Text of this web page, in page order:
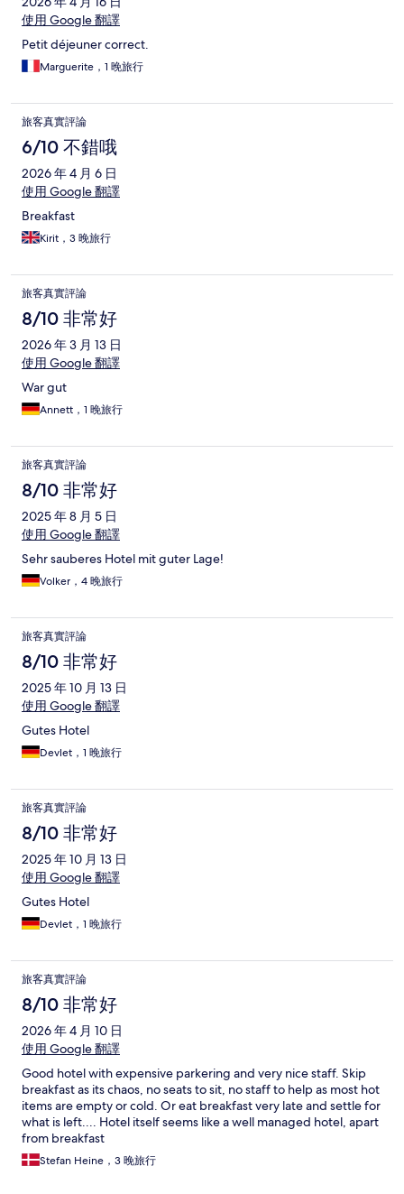
使用 Google 翻譯
Petit déjeuner correct.
Marguerite，1 晚旅行
旅客真實評論
6/10 不錯哦
2026 年 4 月 6 日
使用 Google 翻譯
Breakfast
Kirit，3 晚旅行
旅客真實評論
8/10 非常好
2026 年 3 月 13 日
使用 Google 翻譯
War gut
Annett，1 晚旅行
旅客真實評論
8/10 非常好
2025 年 8 月 5 日
使用 Google 翻譯
Sehr sauberes Hotel mit guter Lage!
Volker，4 晚旅行
旅客真實評論
8/10 非常好
2025 年 10 月 13 日
使用 Google 翻譯
Gutes Hotel
Devlet，1 晚旅行
旅客真實評論
8/10 非常好
2025 年 10 月 13 日
使用 Google 翻譯
Gutes Hotel
Devlet，1 晚旅行
旅客真實評論
8/10 非常好
2026 年 4 月 10 日
使用 Google 翻譯
Good hotel with expensive parkering and very nice staff. Skip
breakfast as its chaos, no seats to sit, no staff to help as most hot
items are empty or cold. Or eat breakfast very late and settle for
what is left.... Hotel itself seems like a well managed hotel, apart
from breakfast
Stefan Heine，3 晚旅行